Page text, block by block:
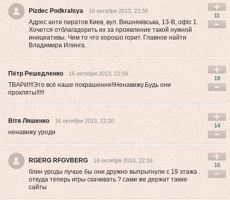
Pizdec Podkralsya 16 октября 2013, 23:36
Адрес анти пиратов Киев, вул. Вишняківська, 13-В, офіс 1.
Хочется отблагадорить их за проявление такой нужной
инициативы. Чем то что хорошо горит. Главное найти
Владимира Илинга.
11
Пётр Решедленко 16 октября 2013, 22:59
ТВАРИ!!!Это всё наше покрашення!!Ненавижу.Будь они
прокляты!!!!!
19
Вітя Ляшенко 16 октября 2013, 22:20
ненавижу уроди
14
RGERG RFGVBERG 16 октября 2013, 22:16
блин уроды лучше бы они дружно выпрыгнули с 19 этажа .
откуда теперь игры скачивать ? сами же держат такие
сайты
16